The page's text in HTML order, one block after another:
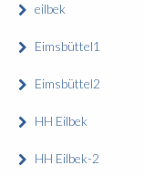
eilbek
Eimsbüttel1
Eimsbüttel2
HH Eilbek
HH Eilbek-2